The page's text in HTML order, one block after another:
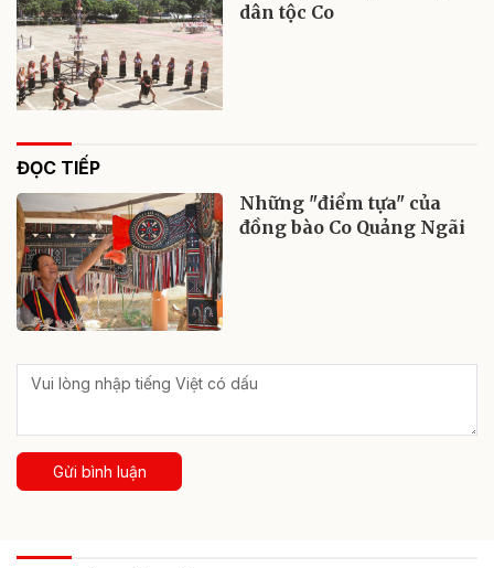
dân tộc Co
ĐỌC TIẾP
Những "điểm tựa" của
đồng bào Co Quảng Ngãi
Gửi bình luận